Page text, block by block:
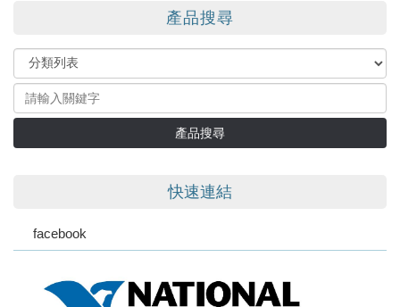
產品搜尋
產品搜尋
快速連結
facebook